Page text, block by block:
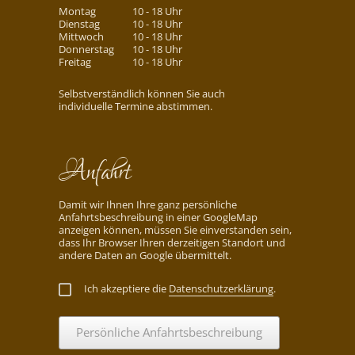
Montag
10 - 18 Uhr
Dienstag
10 - 18 Uhr
Mittwoch
10 - 18 Uhr
Donnerstag
10 - 18 Uhr
Freitag
10 - 18 Uhr
Selbstverständlich können Sie auch
individuelle Termine abstimmen.
Anfahrt
Damit wir Ihnen Ihre ganz persönliche
Anfahrtsbeschreibung in einer GoogleMap
anzeigen können, müssen Sie einverstanden sein,
dass Ihr Browser Ihren derzeitigen Standort und
andere Daten an Google übermittelt.
Ich akzeptiere die Datenschutzerklärung.
Persönliche Anfahrtsbeschreibung